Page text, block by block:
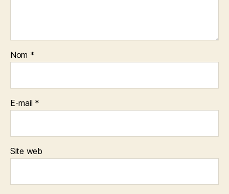
Nom *
E-mail *
Site web